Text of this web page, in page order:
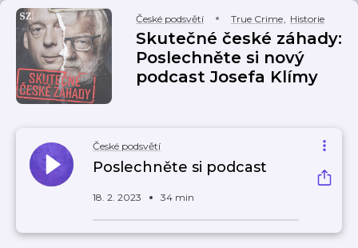
České podsvětí True Crime, Historie
Skutečné české záhady:
Poslechněte si nový
podcast Josefa Klímy
České podsvětí
Poslechněte si podcast
18. 2. 2023 34 min